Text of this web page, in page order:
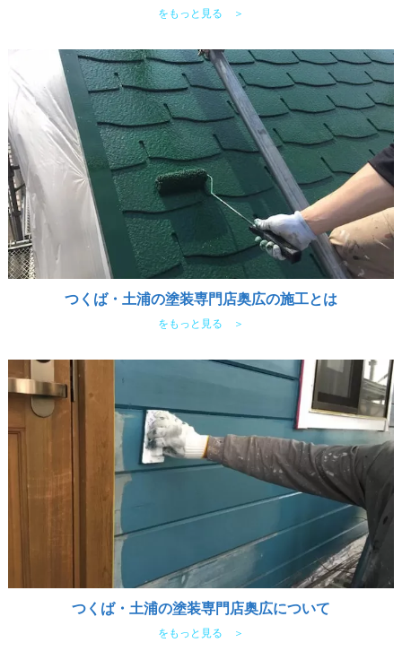
をもっと見る ＞
つくば・土浦の塗装専門店奥広の施工とは
をもっと見る ＞
つくば・土浦の塗装専門店奥広について
をもっと見る ＞